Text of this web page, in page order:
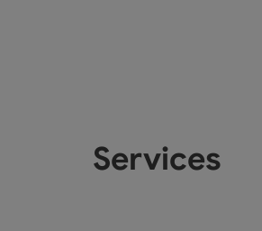
Services